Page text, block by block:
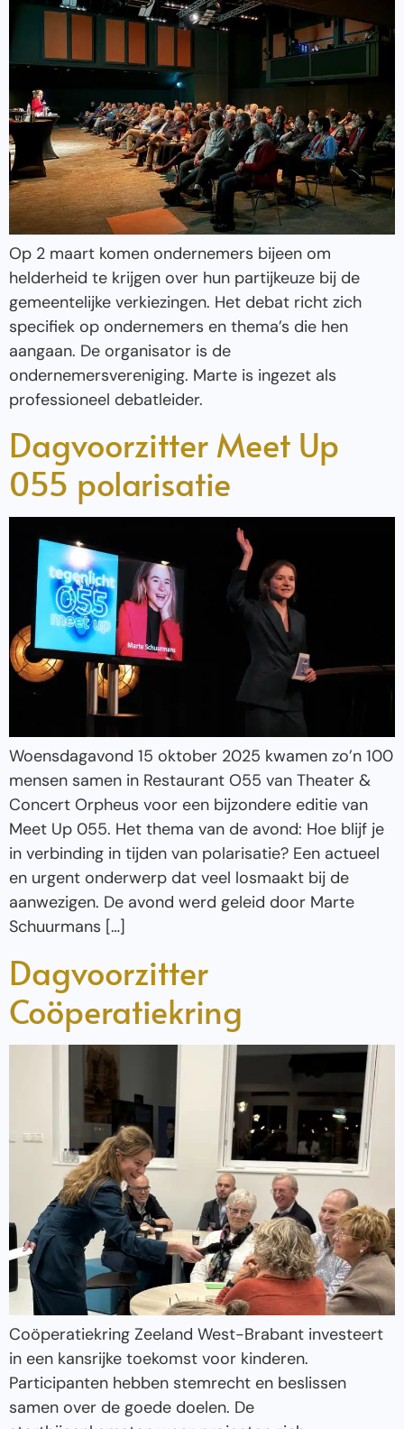
Op 2 maart komen ondernemers bijeen om
helderheid te krijgen over hun partijkeuze bij de
gemeentelijke verkiezingen. Het debat richt zich
specifiek op ondernemers en thema’s die hen
aangaan. De organisator is de
ondernemersvereniging. Marte is ingezet als
professioneel debatleider.
Dagvoorzitter Meet Up
055 polarisatie
Woensdagavond 15 oktober 2025 kwamen zo’n 100
mensen samen in Restaurant O55 van Theater &
Concert Orpheus voor een bijzondere editie van
Meet Up 055. Het thema van de avond: Hoe blijf je
in verbinding in tijden van polarisatie? Een actueel
en urgent onderwerp dat veel losmaakt bij de
aanwezigen. De avond werd geleid door Marte
Schuurmans […]
Dagvoorzitter
Coöperatiekring
Coöperatiekring Zeeland West-Brabant investeert
in een kansrijke toekomst voor kinderen.
Participanten hebben stemrecht en beslissen
samen over de goede doelen. De